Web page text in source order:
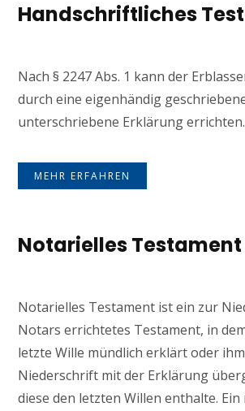
Handschriftliches
Nach § 2247 Abs. 1 kann der
durch eine eigenhändig
unterschriebene Erklärung errichten.
MEHR ERFAHREN
Notarielles Testament
Notarielles Testament ist ein zur
Notars errichtetes Testament, in
letzte Wille mündlich erklärt oder
Niederschrift mit der Erklärung
diese den letzten Willen enthalte.